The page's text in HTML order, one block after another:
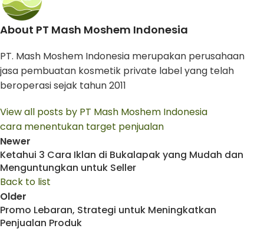
About PT Mash Moshem Indonesia
PT. Mash Moshem Indonesia merupakan perusahaan
jasa pembuatan kosmetik private label yang telah
beroperasi sejak tahun 2011
View all posts by PT Mash Moshem Indonesia
cara menentukan target penjualan
Newer
Ketahui 3 Cara Iklan di Bukalapak yang Mudah dan
Menguntungkan untuk Seller
Back to list
Older
Promo Lebaran, Strategi untuk Meningkatkan
Penjualan Produk